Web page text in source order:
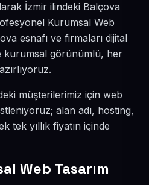
İzmir ilindeki Balçova
Kurumsal Web
esnafı ve firmaları dijital
kurumsal görünümlü, her
müşterilerimiz için web
alan adı, hosting,
tek yıllık fiyatın içinde
Web Tasarım